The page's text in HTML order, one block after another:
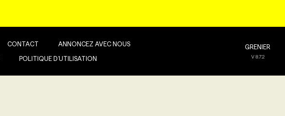
CONTACT ANNONCEZ AVEC NOUS
POLITIQUE D’UTILISATION
GRENIER
V8.7.2